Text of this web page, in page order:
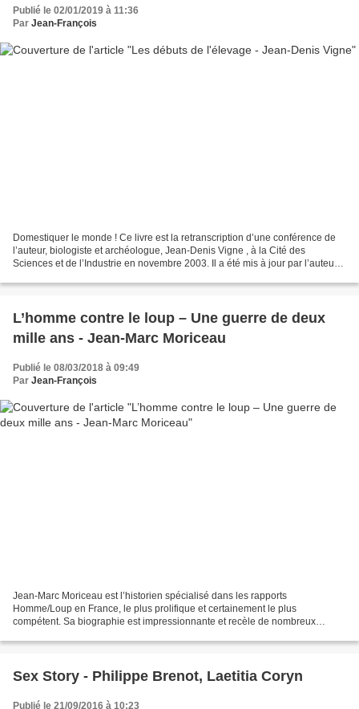
Publié le 02/01/2019 à 11:36
Par Jean-François
Domestiquer le monde ! Ce livre est la retranscription d’une conférence de
l’auteur, biologiste et archéologue, Jean-Denis Vigne , à la Cité des
Sciences et de l’Industrie en novembre 2003. Il a été mis à jour par l’auteur
L’homme contre le loup – Une guerre de deux
mille ans - Jean-Marc Moriceau
Publié le 08/03/2018 à 09:49
Par Jean-François
Jean-Marc Moriceau est l’historien spécialisé dans les rapports
Homme/Loup en France, le plus prolifique et certainement le plus
compétent. Sa biographie est impressionnante et recèle de nombreux
Sex Story - Philippe Brenot, Laetitia Coryn
Publié le 21/09/2016 à 10:23